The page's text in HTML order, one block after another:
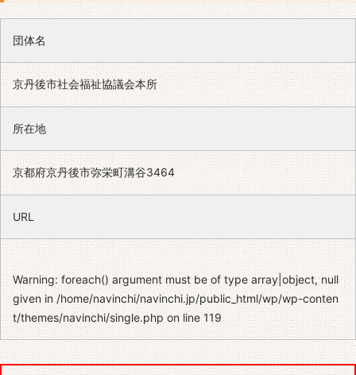
団体名
京丹後市社会福祉協議会本所
所在地
京都府京丹後市弥栄町溝谷3464
URL
Warning: foreach() argument must be of type array|object, null
given in/home/navinchi/navinchi.jp/public_html/wp/wp-conten
t/themes/navinchi/single.php on line119